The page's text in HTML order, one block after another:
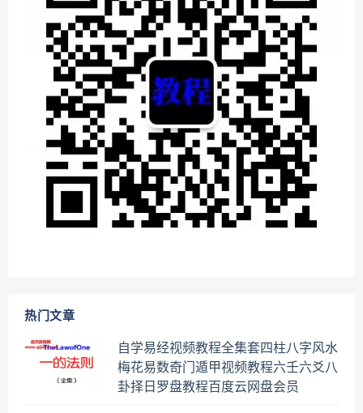
热门文章
自学易经视频教程全集套四柱八字风水
梅花易数奇门遁甲视频教程六壬六爻八
卦择日罗盘教程百度云网盘会员